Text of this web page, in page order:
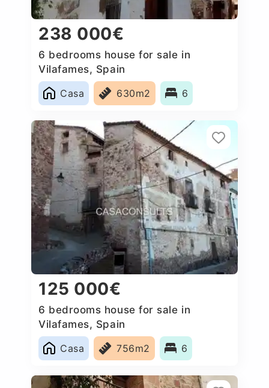
238 000€
6 bedrooms house for sale in
Vilafames, Spain
Casa
630m2 6
125 000€
6 bedrooms house for sale in
Vilafames, Spain
Casa
756m2 6